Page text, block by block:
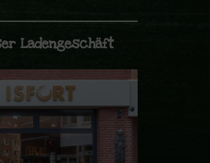
Ladengeschäft